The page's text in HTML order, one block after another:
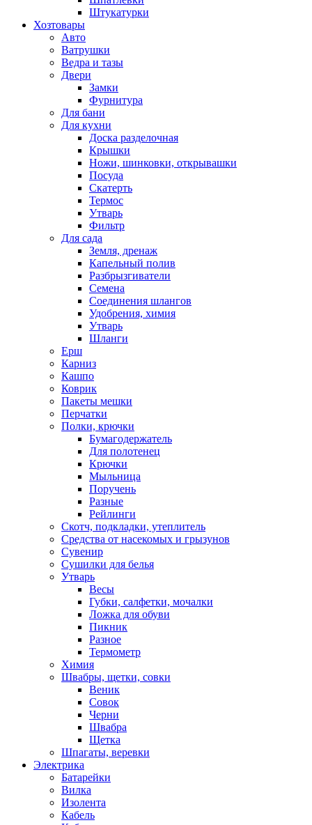
Штукатурки
Хозтовары
Авто
Ватрушки
Ведра и тазы
Двери
Замки
Фурнитура
Для бани
Для кухни
Доска разделочная
Крышки
Ножи, шинковки, открывашки
Посуда
Скатерть
Термос
Утварь
Фильтр
Для сада
Земля, дренаж
Капельный полив
Разбрызгиватели
Семена
Соединения шлангов
Удобрения, химия
Утварь
Шланги
Ерш
Карниз
Кашпо
Коврик
Пакеты мешки
Перчатки
Полки, крючки
Бумагодержатель
Для полотенец
Крючки
Мыльница
Поручень
Разные
Рейлинги
Скотч, подкладки, утеплитель
Средства от насекомых и грызунов
Сувенир
Сушилки для белья
Утварь
Весы
Губки, салфетки, мочалки
Ложка для обуви
Пикник
Разное
Термометр
Химия
Швабры, щетки, совки
Веник
Совок
Черни
Швабра
Щетка
Шпагаты, веревки
Электрика
Батарейки
Вилка
Изолента
Кабель